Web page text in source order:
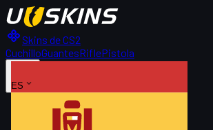
Skins de CS2
CuchilloGuantesRiflePistola
ES